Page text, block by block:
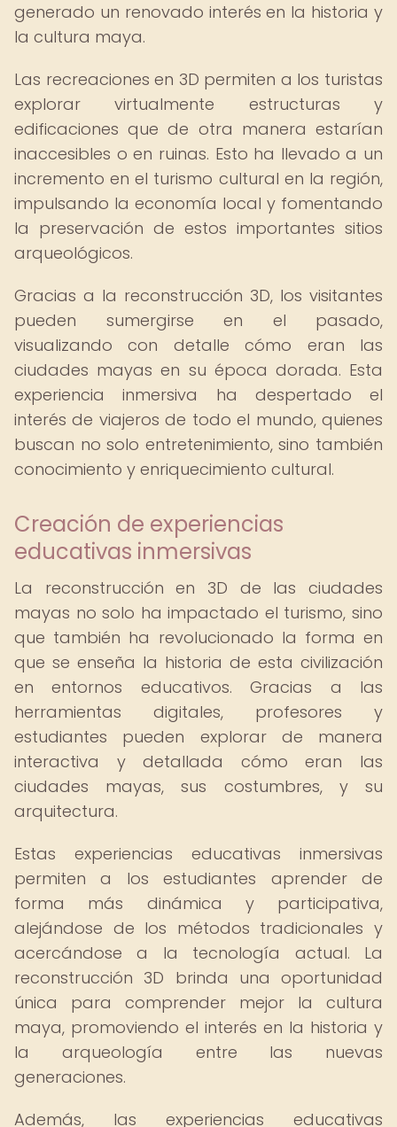
generado un renovado interés en la historia y
la cultura maya.
Las recreaciones en 3D permiten a los turistas
explorar virtualmente estructuras y
edificaciones que de otra manera estarían
inaccesibles o en ruinas. Esto ha llevado a un
incremento en el turismo cultural en la región,
impulsando la economía local y fomentando
la preservación de estos importantes sitios
arqueológicos.
Gracias a la reconstrucción 3D, los visitantes
pueden sumergirse en el pasado,
visualizando con detalle cómo eran las
ciudades mayas en su época dorada. Esta
experiencia inmersiva ha despertado el
interés de viajeros de todo el mundo, quienes
buscan no solo entretenimiento, sino también
conocimiento y enriquecimiento cultural.
Creación de experiencias
educativas inmersivas
La reconstrucción en 3D de las ciudades
mayas no solo ha impactado el turismo, sino
que también ha revolucionado la forma en
que se enseña la historia de esta civilización
en entornos educativos. Gracias a las
herramientas digitales, profesores y
estudiantes pueden explorar de manera
interactiva y detallada cómo eran las
ciudades mayas, sus costumbres, y su
arquitectura.
Estas experiencias educativas inmersivas
permiten a los estudiantes aprender de
forma más dinámica y participativa,
alejándose de los métodos tradicionales y
acercándose a la tecnología actual. La
reconstrucción 3D brinda una oportunidad
única para comprender mejor la cultura
maya, promoviendo el interés en la historia y
la arqueología entre las nuevas
generaciones.
Además, las experiencias educativas